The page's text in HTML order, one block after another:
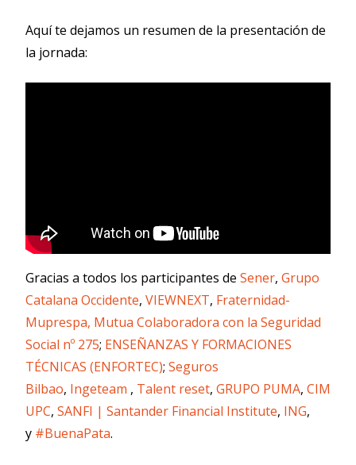
Aquí te dejamos un resumen de la presentación de
la jornada:
Gracias a todos los participantes de Sener, Grupo
Catalana Occidente, VIEWNEXT, Fraternidad-
Muprespa, Mutua Colaboradora con la Seguridad
Social nº 275; ENSEÑANZAS Y FORMACIONES
TÉCNICAS (ENFORTEC); Seguros
Bilbao, Ingeteam , Talent reset, GRUPO PUMA, CIM
UPC, SANFI | Santander Financial Institute, ING,
y #BuenaPata.